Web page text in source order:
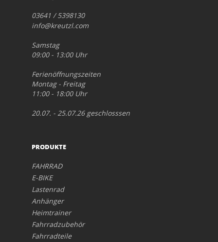
03641 / 5398130
info@kreutzl.com
Samstag
09:00 - 13:00 Uhr
Ferienöffnungszeiten
Montag - Freitag
11:00 - 18:00 Uhr
20.07. - 25.07.26 geschlosssen
PRODUKTE
FAHRRAD
E-BIKE
Lastenrad
Anhänger
Heimtrainer
Fahrradzubehör
Fahrradteile